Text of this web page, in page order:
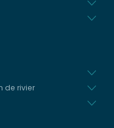
de rivier